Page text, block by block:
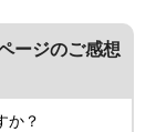
ージのご感想
か？